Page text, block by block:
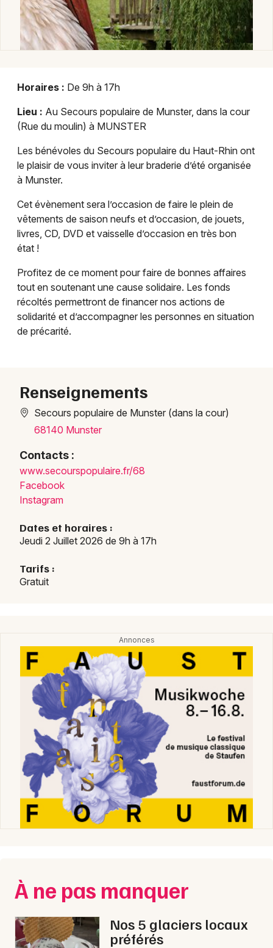
Sorties & loisirs
Marchés dans le Haut-Rhin
Marchés dans le Grand Est
Jeux concours
Newsletter des sorties
Artistes en tournée
Magazine à Colmar
Actus tourisme & loisirs
68 - Haut-Rhin
Choisir mes départements
Mon email
Horaires : De 9h à 17h
Lieu : Au Secours populaire de Munster, dans la cour
(Rue du moulin) à MUNSTER
Les bénévoles du Secours populaire du Haut-Rhin ont
le plaisir de vous inviter à leur braderie d’été organisée
à Munster.
Cet évènement sera l’occasion de faire le plein de
vêtements de saison neufs et d’occasion, de jouets,
livres, CD, DVD et vaisselle d’occasion en très bon
état !
Profitez de ce moment pour faire de bonnes affaires
tout en soutenant une cause solidaire. Les fonds
récoltés permettront de financer nos actions de
solidarité et d’accompagner les personnes en situation
de précarité.
Renseignements
Secours populaire de Munster (dans la cour)
68140 Munster
Contacts :
www.secourspopulaire.fr/68
Facebook
Instagram
Dates et horaires :
Jeudi 2 Juillet 2026 de 9h à 17h
Tarifs :
Gratuit
À ne pas manquer
Nos 5 glaciers locaux
préférés